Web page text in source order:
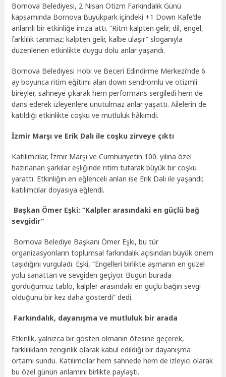
Bornova Belediyesi, 2 Nisan Otizm Farkındalık Günü
kapsamında Bornova Büyükpark içindeki +1 Down Kafe’de
anlamlı bir etkinliğe imza attı. “Ritm kalpten gelir, dil, engel,
farklılık tanımaz; kalpten gelir, kalbe ulaşır” sloganıyla
düzenlenen etkinlikte duygu dolu anlar yaşandı.
Bornova Belediyesi Hobi ve Beceri Edindirme Merkezi’nde 6
ay boyunca ritim eğitimi alan down sendromlu ve otizmli
bireyler, sahneye çıkarak hem performans sergiledi hem de
dans ederek izleyenlere unutulmaz anlar yaşattı. Ailelerin de
katıldığı etkinlikte coşku ve mutluluk hâkimdi.
İzmir Marşı ve Erik Dalı ile coşku zirveye çıktı
Katılımcılar, İzmir Marşı ve Cumhuriyetin 100. yılına özel
hazırlanan şarkılar eşliğinde ritim tutarak büyük bir coşku
yarattı. Etkinliğin en eğlenceli anları ise Erik Dalı ile yaşandı;
katılımcılar doyasıya eğlendi.
Başkan Ömer Eşki: “Kalpler arasındaki en güçlü bağ
sevgidir”
Bornova Belediye Başkanı Ömer Eşki, bu tür
organizasyonların toplumsal farkındalık açısından büyük önem
taşıdığını vurguladı. Eşki, “Engelleri birlikte aşmanın en güzel
yolu sanattan ve sevgiden geçiyor. Bugün burada
gördüğümüz tablo, kalpler arasındaki en güçlü bağın sevgi
olduğunu bir kez daha gösterdi” dedi.
Farkındalık, dayanışma ve mutluluk bir arada
Etkinlik, yalnızca bir gösteri olmanın ötesine geçerek,
farklılıkların zenginlik olarak kabul edildiği bir dayanışma
ortamı sundu. Katılımcılar hem sahnede hem de izleyici olarak
bu özel günün anlamını birlikte paylaştı.